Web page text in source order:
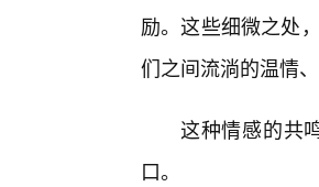
励。这些细微之处
们之间流淌的温情
这种情感的共
口。